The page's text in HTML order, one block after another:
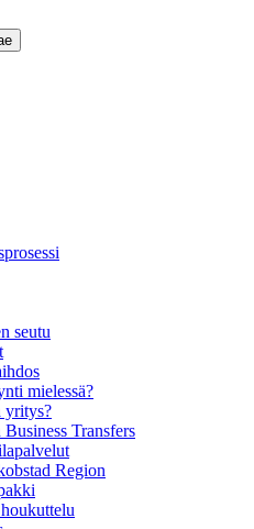
seutu
mielessä?
yritys?
Transfers
Region